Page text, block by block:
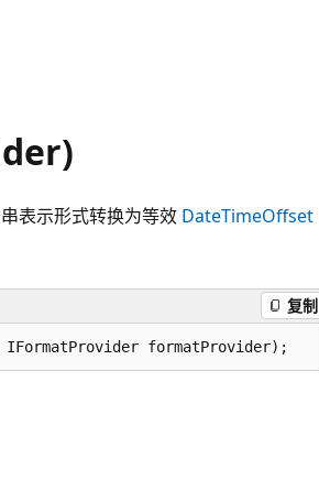
表示形式转换为等效 DateTimeOffset
复制
formatProvider);